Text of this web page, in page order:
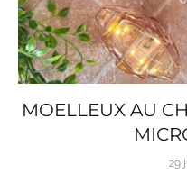
MOELLEUX AU
29